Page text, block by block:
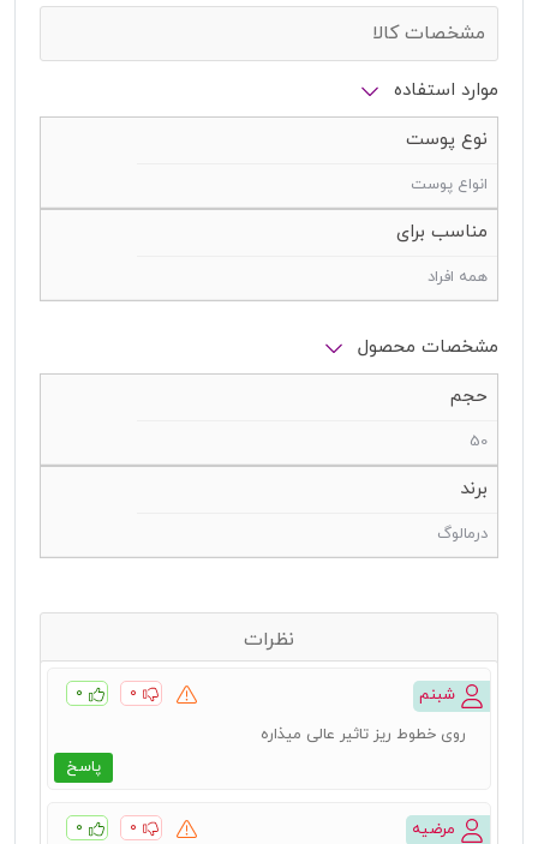
مشخصات کالا
موارد استفاده
نوع پوست
انواع پوست
مناسب برای
همه افراد
مشخصات محصول
حجم
50
برند
درمالوگ
نظرات
شبنم ۰ ۰
پاسخ
روی خطوط ریز تاثیر عالی میذاره
مرضیه ۰ ۰